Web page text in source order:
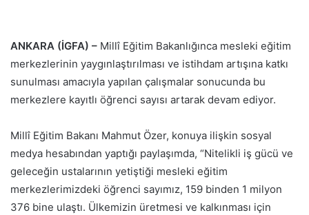
ANKARA (İGFA) – Millî Eğitim Bakanlığınca mesleki eğitim
merkezlerinin yaygınlaştırılması ve istihdam artışına katkı
sunulması amacıyla yapılan çalışmalar sonucunda bu
merkezlere kayıtlı öğrenci sayısı artarak devam ediyor.
Millî Eğitim Bakanı Mahmut Özer, konuya ilişkin sosyal
medya hesabından yaptığı paylaşımda, “Nitelikli iş gücü ve
geleceğin ustalarının yetiştiği mesleki eğitim
merkezlerimizdeki öğrenci sayımız, 159 binden 1 milyon
376 bine ulaştı. Ülkemizin üretmesi ve kalkınması için